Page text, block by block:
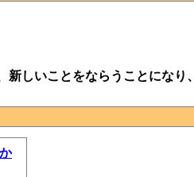
しいことをならうことになり、